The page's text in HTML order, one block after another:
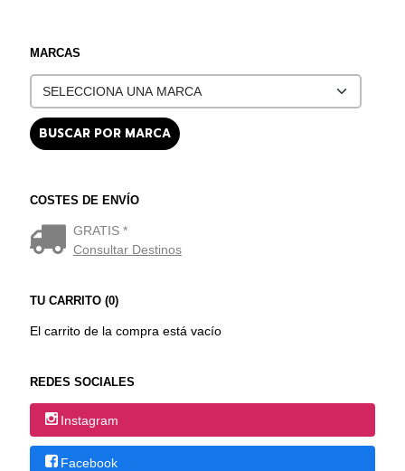
MARCAS
COSTES DE ENVÍO
GRATIS *
Consultar Destinos
TU CARRITO (0)
El carrito de la compra está vacío
REDES SOCIALES
Instagram
Facebook